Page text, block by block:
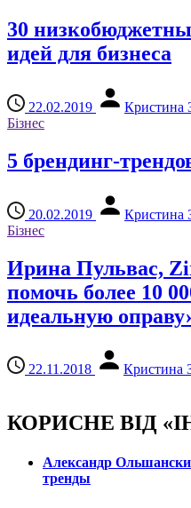
30
идей для бизнеса
22.02.2019
Кристина
Бізнес
5 брендинг-
20.02.2019
Кристина
Бізнес
Ирина Пульвас,
помочь более 10
идеальную
22.11.2018 Кристина
КОРИСНЕ ВІД
Александр
тренды